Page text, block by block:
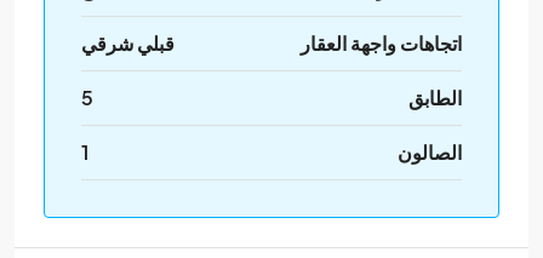
اتجاهات واجهة العقار قبلي شرقي
الطابق 5
الصالون 1